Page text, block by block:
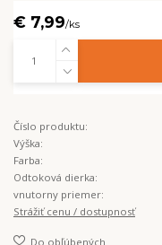
€ 7,99/ks
Číslo produktu:
Výška:
Farba:
Odtoková dierka:
vnutorny priemer:
Strážiť cenu / dostupnosť
Do obľúbených